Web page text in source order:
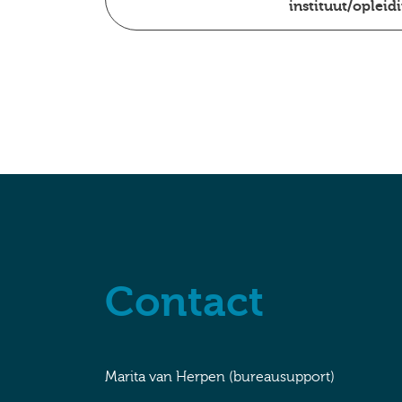
instituut/
Contact
Marita van Herpen (bureausupport)